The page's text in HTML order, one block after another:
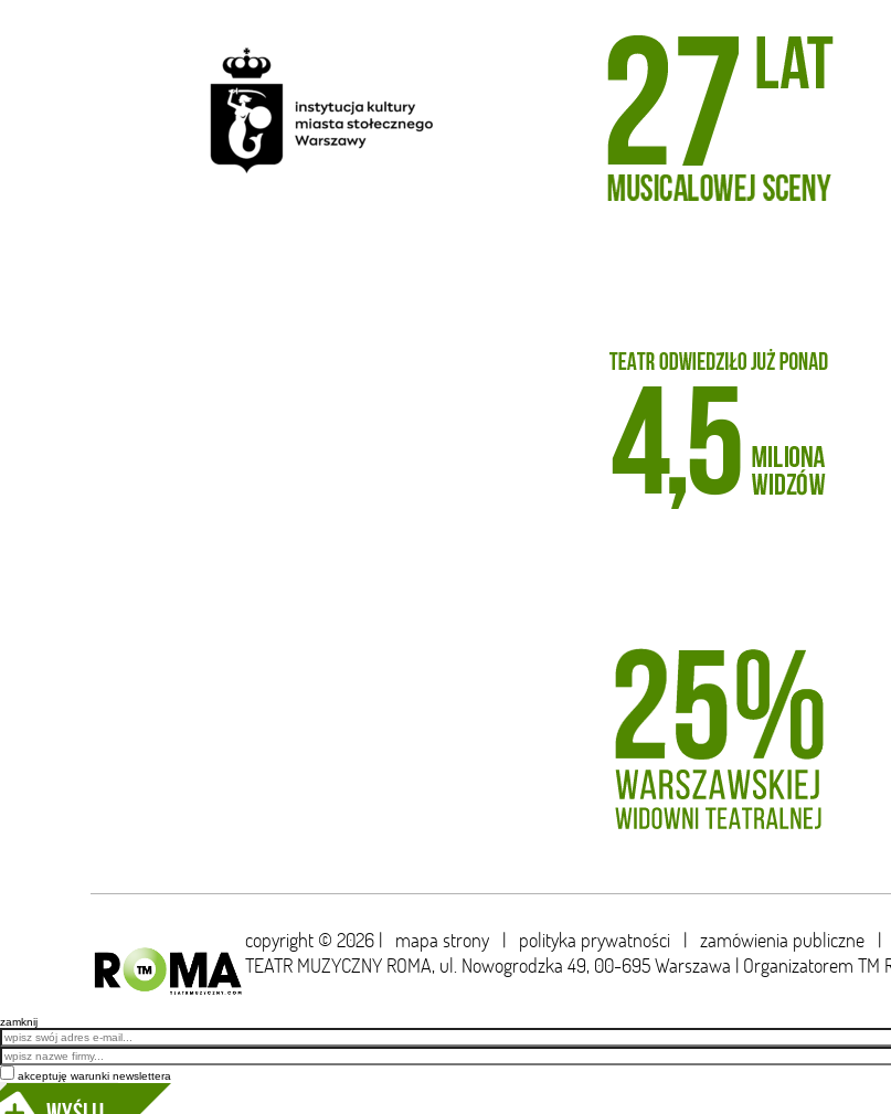
copyright © 2026 | mapa strony | polityka prywatności | zamówienia publiczne |
TEATR MUZYCZNY ROMA, ul. Nowogrodzka 49, 00-695 Warszawa | Organizatorem TM
zamknij
Email
akceptuję warunki newslettera